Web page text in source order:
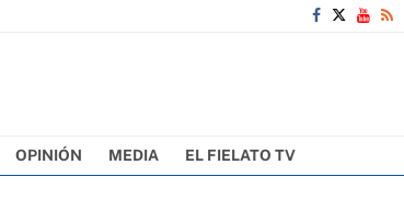
OPINIÓN MEDIA EL FIELATO TV